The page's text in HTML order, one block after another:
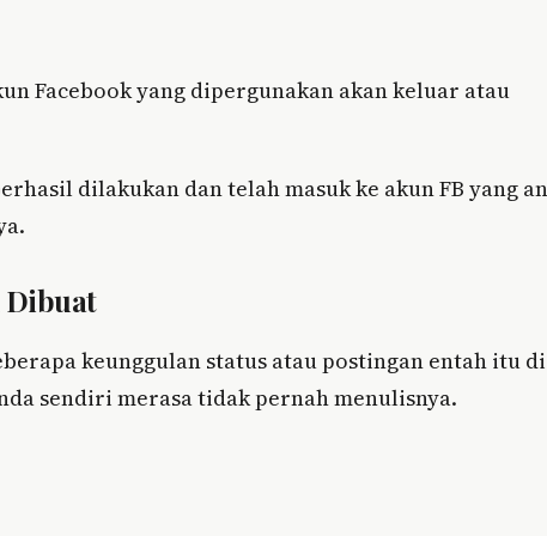
Facebook yang dipergunakan akan keluar atau
dilakukan dan telah masuk ke akun FB yang
Dibuat
keunggulan status atau postingan entah itu di
sendiri merasa tidak pernah menulisnya.